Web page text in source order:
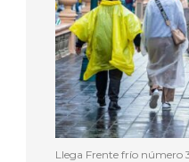
Llega Frente frío número